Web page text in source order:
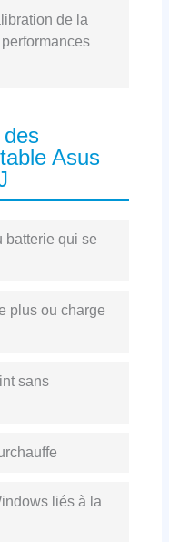
de la
Asus
batterie qui se
plus ou charge
sans
liés à la